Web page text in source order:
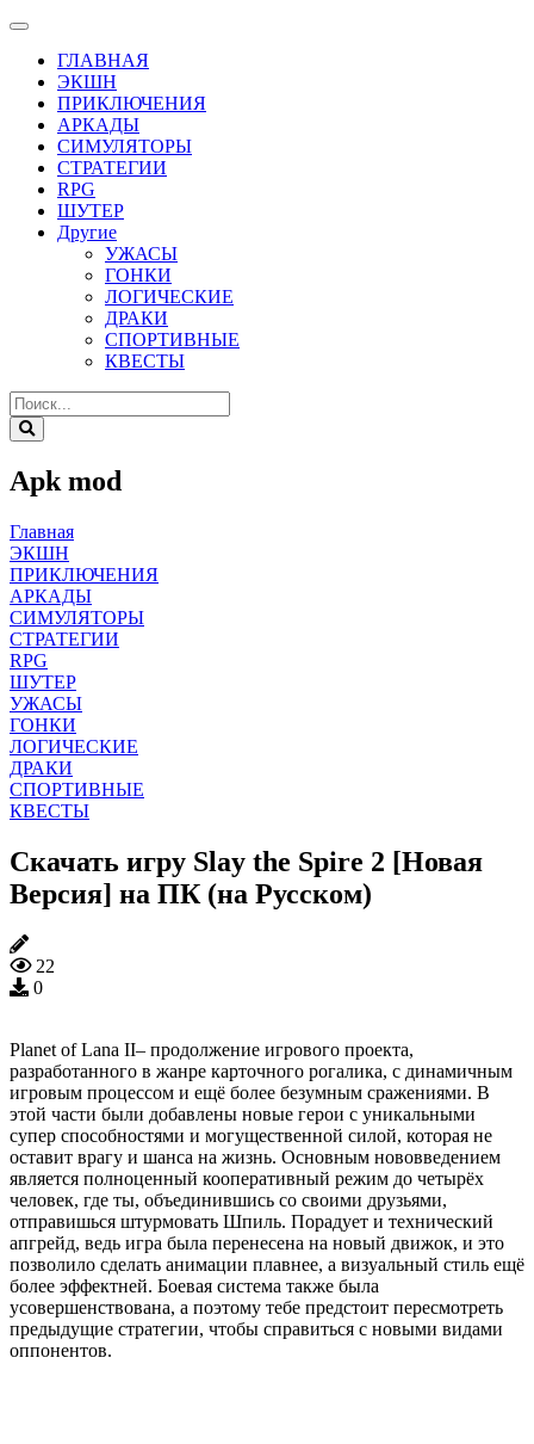
ГЛАВНАЯ
ЭКШН
ПРИКЛЮЧЕНИЯ
АРКАДЫ
СИМУЛЯТОРЫ
СТРАТЕГИИ
RPG
ШУТЕР
Другие
УЖАСЫ
ГОНКИ
ЛОГИЧЕСКИЕ
ДРАКИ
СПОРТИВНЫЕ
КВЕСТЫ
Apk mod
Главная
ЭКШН
ПРИКЛЮЧЕНИЯ
АРКАДЫ
СИМУЛЯТОРЫ
СТРАТЕГИИ
RPG
ШУТЕР
УЖАСЫ
ГОНКИ
ЛОГИЧЕСКИЕ
ДРАКИ
СПОРТИВНЫЕ
КВЕСТЫ
Скачать игру Slay the Spire 2 [Новая
Версия] на ПК (на Русском)
22
0
Planet of Lana II– продолжение игрового проекта,
разработанного в жанре карточного рогалика, с динамичным
игровым процессом и ещё более безумным сражениями. В
этой части были добавлены новые герои с уникальными
супер способностями и могущественной силой, которая не
оставит врагу и шанса на жизнь. Основным нововведением
является полноценный кооперативный режим до четырёх
человек, где ты, объединившись со своими друзьями,
отправишься штурмовать Шпиль. Порадует и технический
апгрейд, ведь игра была перенесена на новый движок, и это
позволило сделать анимации плавнее, а визуальный стиль ещё
более эффектней. Боевая система также была
усовершенствована, а поэтому тебе предстоит пересмотреть
предыдущие стратегии, чтобы справиться с новыми видами
оппонентов.